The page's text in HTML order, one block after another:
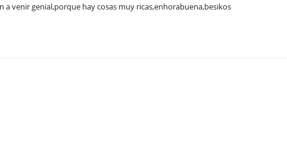
a venir genial,porque hay cosas muy ricas,enhorabuena,besikos